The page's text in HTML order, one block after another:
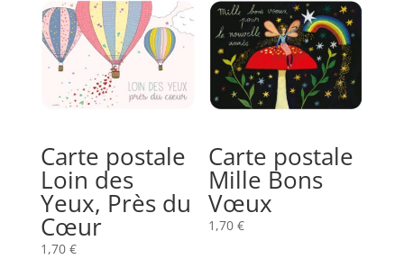
Carte postale
Loin des
Yeux, Près du
Cœur
1,70 €
Carte postale
Mille Bons
Vœux
1,70€